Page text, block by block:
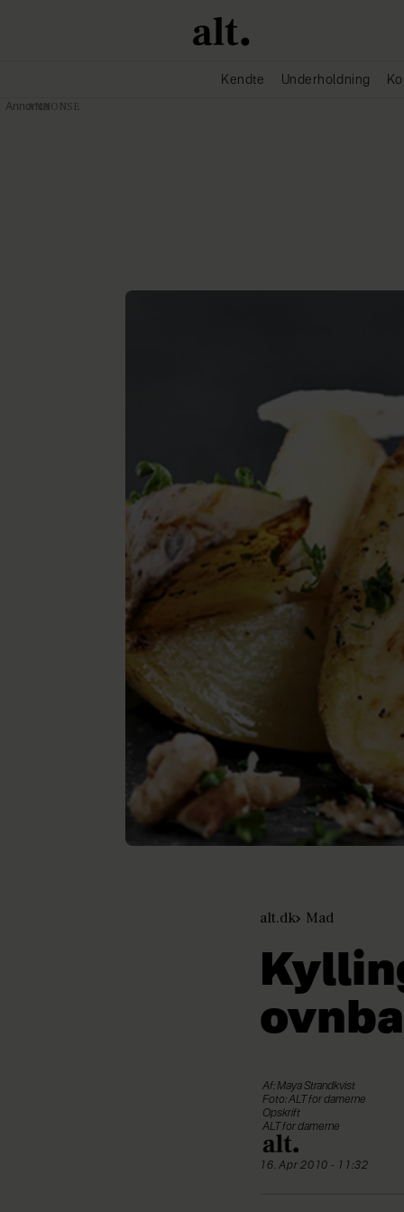
Kendte Underholdning
alt.dk Mad
Af: Maya Strandkvist
Foto: ALT for damerne
Opskrift
ALT for damerne
16. Apr 2010 - 11:32
Annonce